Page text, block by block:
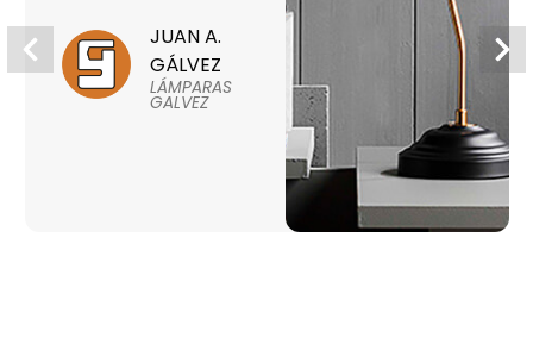
JUAN A.
GÁLVEZ
LÁMPARAS
GALVEZ